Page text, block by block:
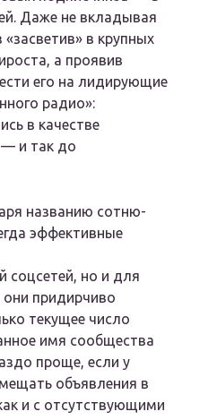
Даже не вкладывая
в крупных
а проявив
его на лидирующие
радио»:
в качестве
— и так до
названию сотню-
эффективные
соцсетей, но и для
придирчиво
текущее число
имя сообщества
проще, если у
объявления в
и с отсутствующими